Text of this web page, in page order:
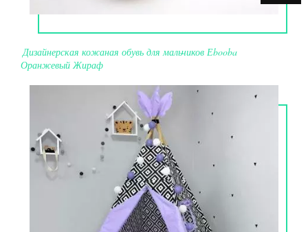
Дизайнерская кожаная обувь для мальчиков Еbooba
Оранжевый Жираф